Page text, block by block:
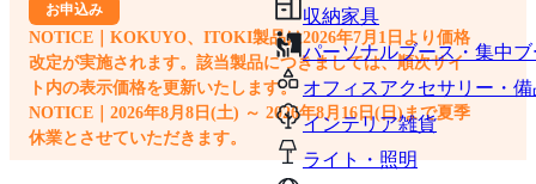
収納家具
パーソナルブース・集中
オフィスアクセサリー・備
インテリア雑貨
ライト・照明
お申込み
NOTICE｜KOKUYO、ITOKI製品は2026年7月1日より価格
改定が実施されます。該当製品につきましては、順次サイ
ト内の表示価格を更新いたします。
NOTICE｜2026年8月8日(土) ～ 2026年8月16日(日)まで夏季
休業とさせていただきます。